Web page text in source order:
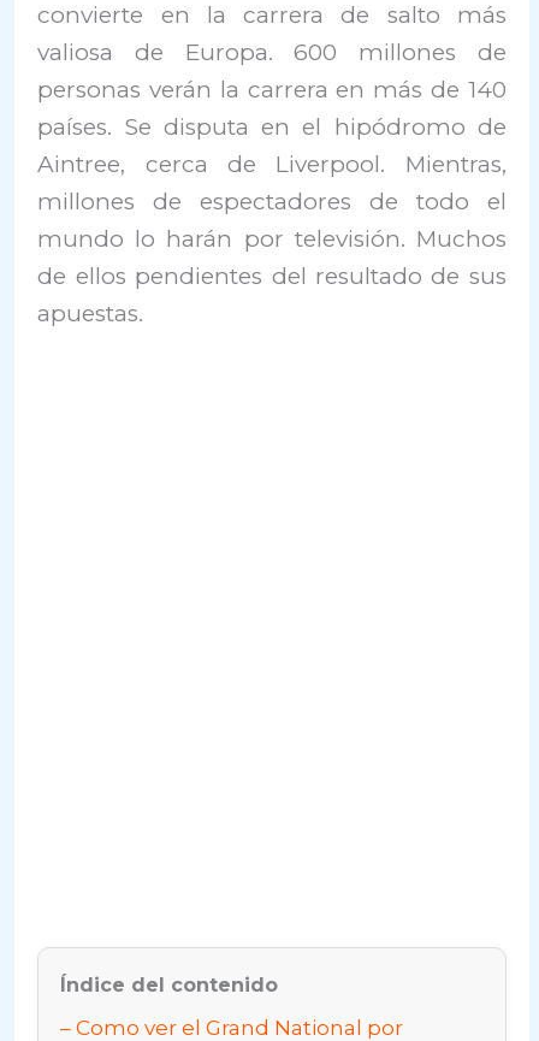
convierte en la carrera de salto más
valiosa de Europa.600 millones de
personas verán la carrera en más de 140
países. Se disputa en el hipódromo de
Aintree, cerca de Liverpool. Mientras,
millones de espectadores de todo el
mundo lo harán por televisión. Muchos
de ellos pendientes del resultado de sus
apuestas.
Índice del contenido
Como ver el Grand National por